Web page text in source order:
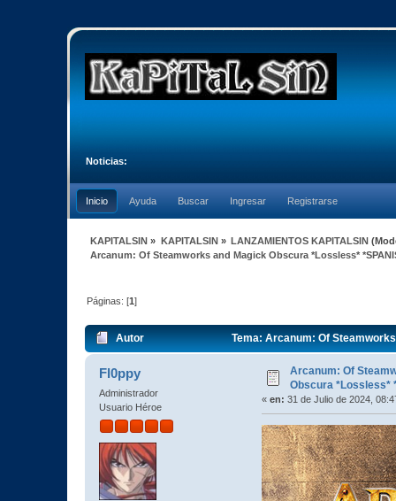
Noticias:
Inicio Ayuda Buscar Ingresar Registrarse
KAPITALSIN » KAPITALSIN» LANZAMIENTOS KAPITALSIN
Arcanum: Of Steamworks and Magick Obscura *Lossless*
Páginas: [1]
Autor Tema: Arcanum: Of
Fl0ppy
Administrador
Usuario Héroe
Arcanum: Of
Obscura *Lossless*
« en: 31 de Julio de 2024,